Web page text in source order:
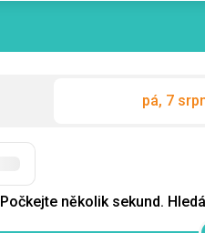
pá, 7
Počkejte několik sekund.